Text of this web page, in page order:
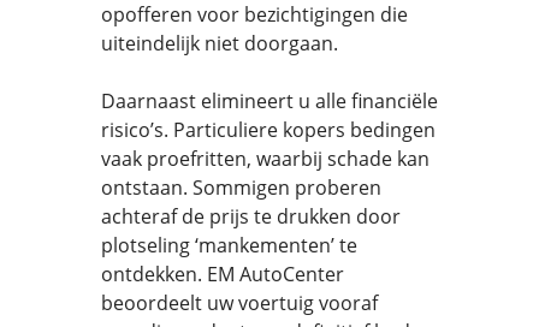
opofferen voor bezichtigingen die
uiteindelijk niet doorgaan.
Daarnaast elimineert u alle financiële
risico’s. Particuliere kopers bedingen
vaak proefritten, waarbij schade kan
ontstaan. Sommigen proberen
achteraf de prijs te drukken door
plotseling ‘mankementen’ te
ontdekken. EM AutoCenter
beoordeelt uw voertuig vooraf